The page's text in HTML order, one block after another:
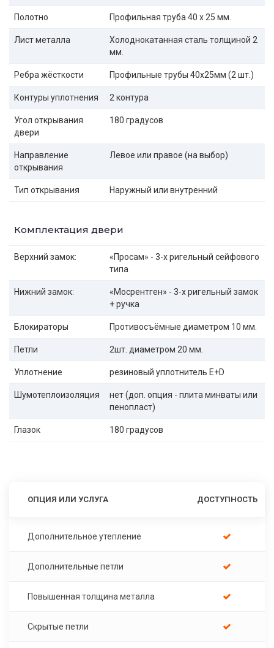
Полотно Профильная труба 40 х 25 мм.
Лист металла
Холоднокатанная сталь толщиной 2
мм.
Ребра жёсткости Профильные трубы 40х25мм (2 шт.)
Контуры уплотнения 2 контура
Угол открывания
двери
180 градусов
Направление
открывания
Левое или правое (на выбор)
Тип открывания Наружный или внутренний
Комплектация двери
Верхний замок:
«Просам» - 3-х ригельный сейфового
типа
Нижний замок:
«Мосрентген» - 3-х ригельный замок
+ ручка
Блокираторы Противосъёмные диаметром 10 мм.
Петли 2шт. диаметром 20 мм.
Уплотнение резиновый уплотнитель E+D
Шумотеплоизоляция
нет (доп. опция - плита минваты или
пенопласт)
Глазок 180 градусов
ОПЦИЯ ИЛИ УСЛУГА ДОСТУПНОСТЬ
Дополнительное утепление
Дополнительные петли
Повышенная толщина металла
Скрытые петли